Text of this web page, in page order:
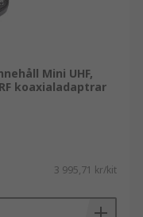
test och
och
Mini UHF,
koaxialadaptrar
3 995,71 kr/kit